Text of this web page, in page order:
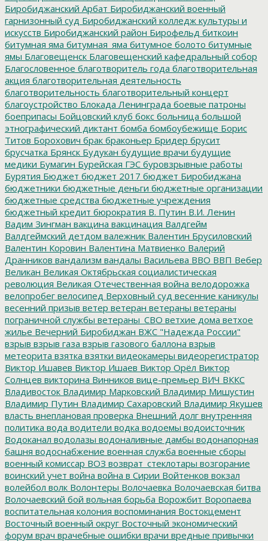
Биробиджанский Арбат Биробиджанский военный
гарнизонный суд Биробиджанский колледж культуры и
искусств Биробиджанский район Бирофельд биткоин
битумная яма битумная_яма битумное болото битумные
ямы Благовещенск Благовещенский кафедральный собор
Благословенное благотворитель года благотворительная
акция благотворительная деятельность
благотворительность благотворительный концерт
благоустройство Блокада Ленинграда боевые патроны
боеприпасы Бойцовский клуб бокс больница большой
этнографический диктант бомба бомбоубежище Борис
Титов Борохович брак браконьер Бридер брусит
брусчатка Брянск Будукан будущие врачи будущие
медики Бумагин Бурейская ГЭС буровзрывные работы
Бурятия Бюджет бюджет 2017 бюджет Биробиджана
бюджетники бюджетные деньги бюджетные организации
бюджетные средства бюджетные учреждения
бюджетный кредит бюрократия В. Путин В.И. Ленин
Вадим Зингман вакцина вакцинация Валдгейм
Валдгеймский детдом валежник Валентин Брусиловский
Валентин Коровин Валентина Матвиенко Валерий
Дранников вандализм вандалы Васильева ВВО ВВП Вебер
Великан Великая Октябрьская социалистическая
революция Великая Отечественная война велодорожка
велопробег велосипед Верховный суд весенние каникулы
весенний призыв ветер ветеран ветераны ветераны
пограничной службы ветераны_СВО ветхие дома ветхое
жилье Вечерний Биробиджан ВЖС "Надежда России"
взрыв взрыв газа взрыв газового баллона взрыв
метеорита взятка взятки видеокамеры видеорегистратор
Виктор Ишавев Виктор Ишаев Виктор Орёл Виктор
Солнцев викторина Винников вице-премьер ВИЧ ВККС
Владивосток Владимир Марковский Владимир Мишустин
Владимир Путин Владимир Сахаровский Владимир Якушев
власть внеплановая проверка Внешний долг внутренняя
политика вода водители водка водоемы водоисточник
Водоканал водолазы водоналивные дамбы водонапорная
башня водоснабжение военная служба военные сборы
военный комиссар ВОЗ возврат_стеклотары возгорание
воинский учет война война в Сирии Войтенков вокзал
волейбол волк Волонтеры Волочаевка Волочаевская битва
Волочаевский бой вольная борьба Ворожбит Воропаева
воспитательная колония воспоминания Востокцемент
Восточный военный округ Восточный экономический
форум врач врачебные ошибки врачи вредные привычки